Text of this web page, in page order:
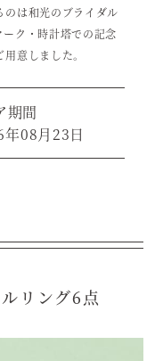
のは和光のブライダル
ク・時計塔での記念
意しました。
期間
08月23日
リング6点